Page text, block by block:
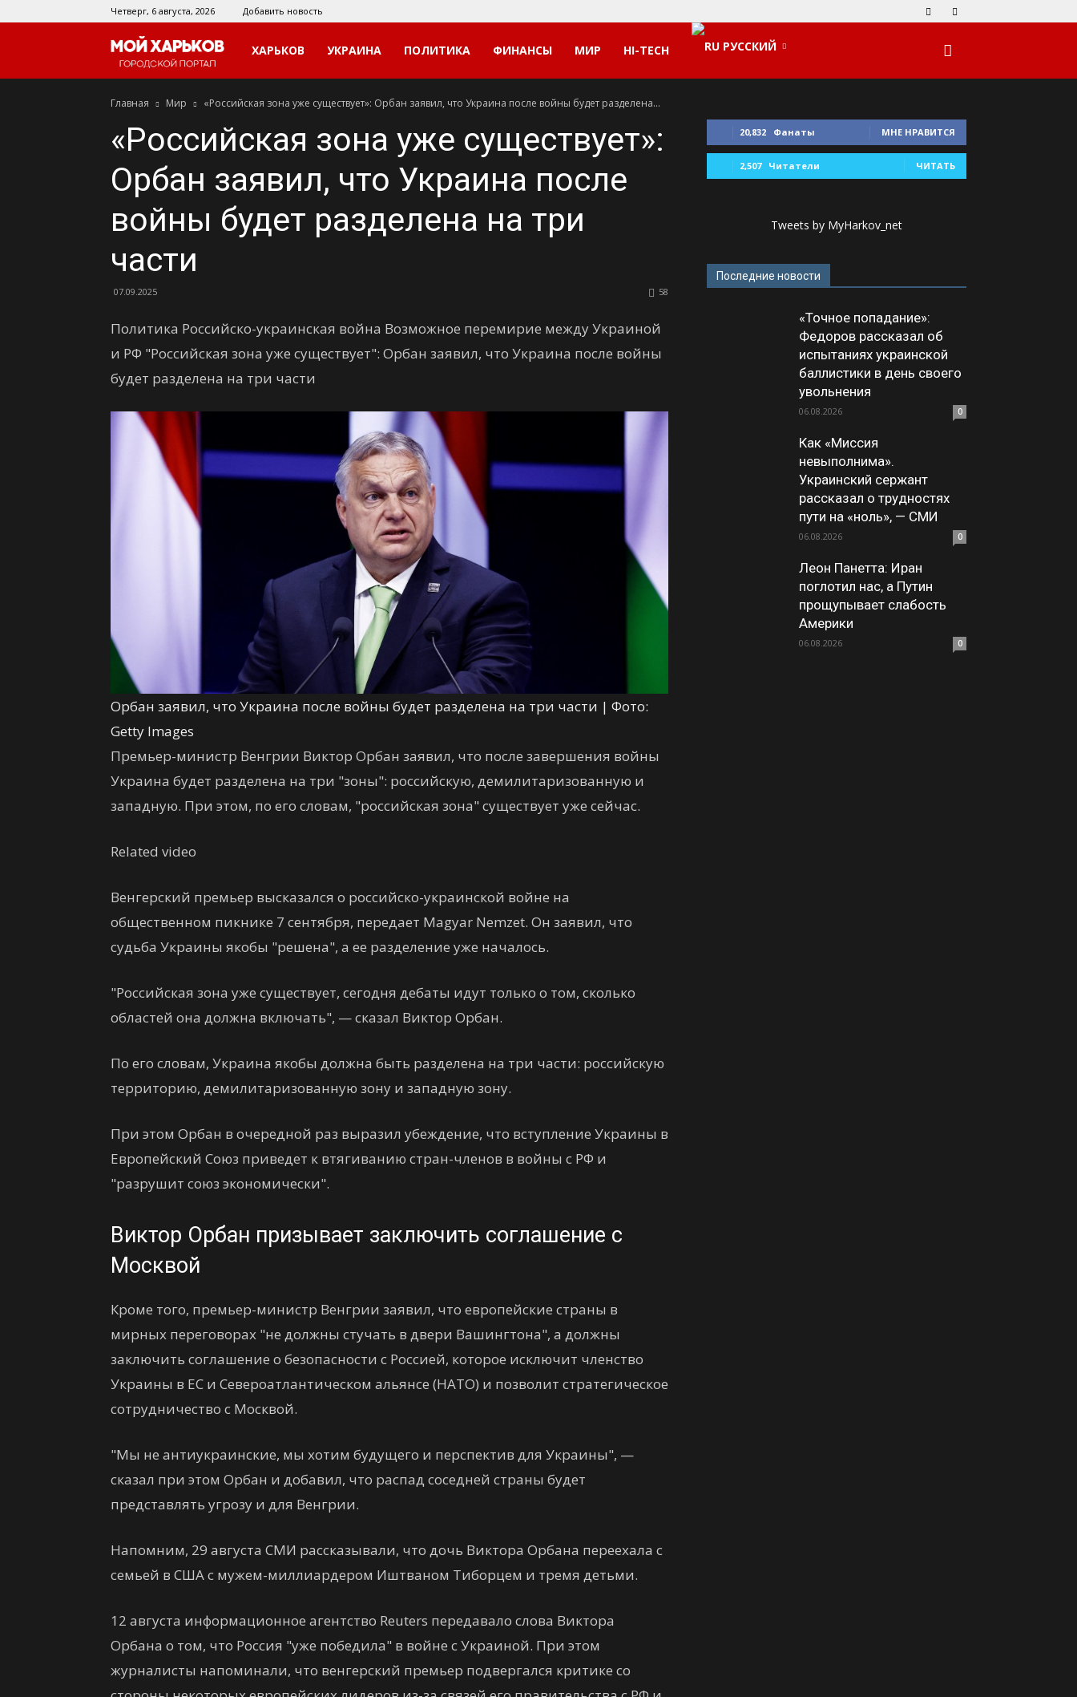
Четверг, 6 августа, 2026 Добавить новость
Мой
Харьков
ХАРЬКОВ УКРАИНА ПОЛИТИКА ФИНАНСЫ МИР HI-TECH РУССКИЙ
Главная Мир «Российская зона уже существует»: Орбан заявил, что Украина после войны будет разделена...
«Российская зона уже существует»:
Орбан заявил, что Украина после
войны будет разделена на три
части
07.09.2025 58
Политика Российско-украинская война Возможное перемирие между Украиной
и РФ "Российская зона уже существует": Орбан заявил, что Украина после войны
будет разделена на три части
Орбан заявил, что Украина после войны будет разделена на три части | Фото:
Getty Images
Премьер-министр Венгрии Виктор Орбан заявил, что после завершения войны
Украина будет разделена на три "зоны": российскую, демилитаризованную и
западную. При этом, по его словам, "российская зона" существует уже сейчас.
Related video
Венгерский премьер высказался о российско-украинской войне на
общественном пикнике 7 сентября, передает Magyar Nemzet. Он заявил, что
судьба Украины якобы "решена", а ее разделение уже началось.
"Российская зона уже существует, сегодня дебаты идут только о том, сколько
областей она должна включать", — сказал Виктор Орбан.
По его словам, Украина якобы должна быть разделена на три части: российскую
территорию, демилитаризованную зону и западную зону.
При этом Орбан в очередной раз выразил убеждение, что вступление Украины в
Европейский Союз приведет к втягиванию стран-членов в войны с РФ и
"разрушит союз экономически".
Виктор Орбан призывает заключить соглашение с
Москвой
Кроме того, премьер-министр Венгрии заявил, что европейские страны в
мирных переговорах "не должны стучать в двери Вашингтона", а должны
заключить соглашение о безопасности с Россией, которое исключит членство
Украины в ЕС и Североатлантическом альянсе (НАТО) и позволит стратегическое
сотрудничество с Москвой.
"Мы не антиукраинские, мы хотим будущего и перспектив для Украины", —
сказал при этом Орбан и добавил, что распад соседней страны будет
представлять угрозу и для Венгрии.
Напомним, 29 августа СМИ рассказывали, что дочь Виктора Орбана переехала с
семьей в США с мужем-миллиардером Иштваном Тиборцем и тремя детьми.
12 августа информационное агентство Reuters передавало слова Виктора
Орбана о том, что Россия "уже победила" в войне с Украиной. При этом
журналисты напоминали, что венгерский премьер подвергался критике со
20,832 Фанаты МНЕ НРАВИТСЯ
2,507 Читатели ЧИТАТЬ
Tweets by MyHarkov_net
Последние новости
«Точное попадание»:
Федоров рассказал об
испытаниях украинской
баллистики в день своего
увольнения
06.08.2026 0
Как «Миссия
невыполнима».
Украинский сержант
рассказал о трудностях
пути на «ноль», — СМИ
06.08.2026 0
Леон Панетта: Иран
поглотил нас, а Путин
прощупывает слабость
Америки
06.08.2026 0